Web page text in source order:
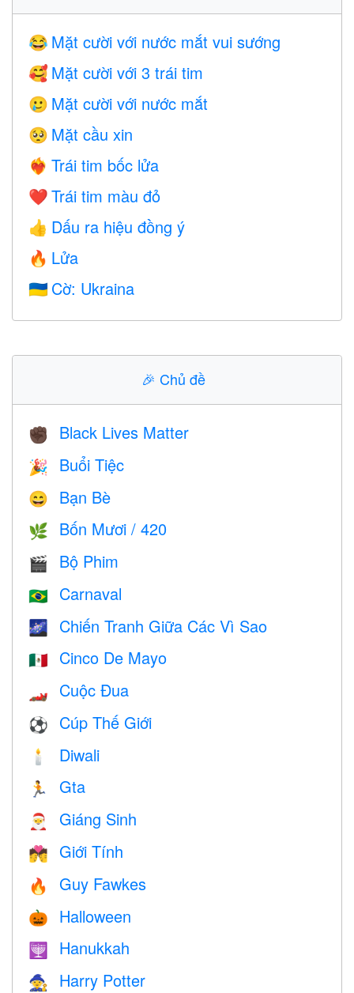
😂 Mặt cười với nước mắt vui sướng
🥰 Mặt cười với 3 trái tim
🥲 Mặt cười với nước mắt
🥺 Mặt cầu xin
❤️‍🔥 Trái tim bốc lửa
❤️ Trái tim màu đỏ
👍 Dấu ra hiệu đồng ý
🔥 Lửa
🇺🇦 Cờ: Ukraina
🎉 Chủ đề
✊🏿 Black Lives Matter
🎉 Buổi Tiệc
😄 Bạn Bè
🌿 Bốn Mươi / 420
🎬 Bộ Phim
🇧🇷 Carnaval
🌌 Chiến Tranh Giữa Các Vì Sao
🇲🇽 Cinco De Mayo
🏎 Cuộc Đua
⚽ Cúp Thế Giới
🕯 Diwali
🏃 Gta
🎅 Giáng Sinh
💏 Giới Tính
🔥 Guy Fawkes
🎃 Halloween
🕎 Hanukkah
🧙 Harry Potter